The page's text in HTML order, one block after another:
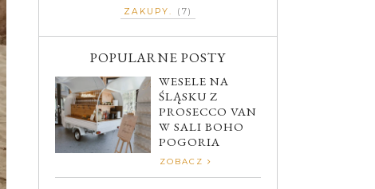
ZAKUPY
(7)
POPULARNE POSTY
WESELE NA
ŚLĄSKU Z
PROSECCO VAN
W SALI BOHO
POGORIA
ZOBACZ